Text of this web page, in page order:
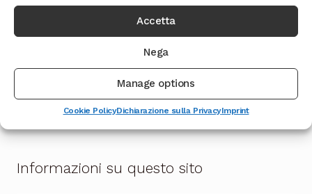
Accetta
Nega
Manage options
Cookie PolicyDichiarazione sulla PrivacyImprint
Visualizzazione di 3 risultatiOrdina
in
base
recente
Informazioni su questo sito